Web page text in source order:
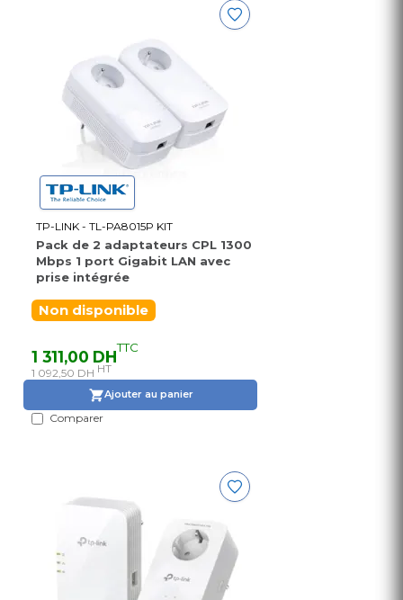
TP-LINK - TL-PA8015P KIT
Pack de 2 adaptateurs CPL 1300
Mbps 1 port Gigabit LAN avec
prise intégrée
Non disponible
1 311,00 DHTTC
1 092,50 DH HT
Ajouter au panier
Comparer